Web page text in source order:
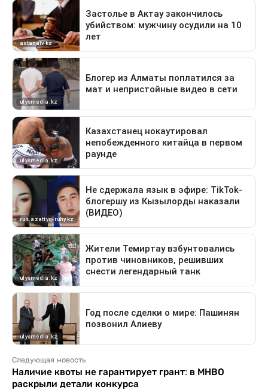
Следующая новость
Наличие квоты не гарантирует грант: в МНВО
раскрыли детали конкурса